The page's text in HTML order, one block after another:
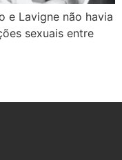
e Lavigne não havia
sexuais entre